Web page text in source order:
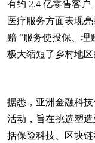
有约 2.4 亿零售客
医疗服务方面表现
赔 “服务使投保、
极大缩短了乡村地区
据悉，亚洲金融科
活动，旨在挑选塑
括保险科技、区块